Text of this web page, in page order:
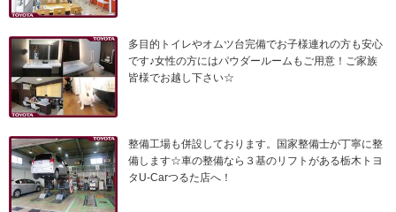
多目的トイレやオムツ台完備でお子様連れの方も安心
です♪女性の方にはパウダールームもご用意！ご家族
皆様でお越し下さい☆
整備工場も併設しております。国家整備士が丁寧に整
備します☆車の整備なら３基のリフトがある栃木トヨ
タU-Carつるた店へ！